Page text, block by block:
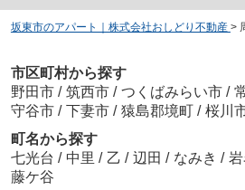
坂東市のアパート｜株式会社おしどり不動産 >
市区町村から探す
野田市 / 筑西市 / つくばみらい市 /
守谷市 / 下妻市 / 猿島郡境町 / 桜川
町名から探す
七光台 / 中里 / 乙 / 辺田 / なみき / 岩
藤ケ谷